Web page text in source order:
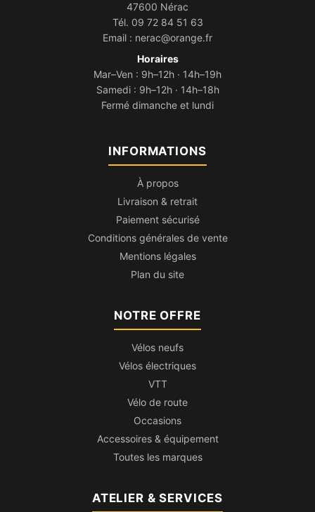
47600 Nérac
Tél. 09 72 84 51 63
Email : nerac@orange.fr
Horaires
Mar–Ven : 9h–12h · 14h–19h
Samedi : 9h–12h · 14h–18h
Fermé dimanche et lundi
INFORMATIONS
À propos
Livraison & retrait
Paiement sécurisé
Conditions générales de vente
Mentions légales
Plan du site
NOTRE OFFRE
Vélos neufs
Vélos électriques
VTT
Vélo de route
Occasions
Accessoires & équipement
Toutes les marques
ATELIER & SERVICES